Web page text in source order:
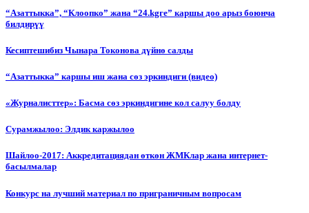
“Азаттыкка”, “Клоопко” жана “24.kgге” каршы доо арыз боюнча
билдирүү
Кесиптешибиз Чынара Токонова дүйнө салды
“Азаттыкка” каршы иш жана сөз эркиндиги (видео)
«Журналисттер»: Басма сөз эркиндигине кол салуу болду
Сурамжылоо: Элдик каржылоо
Шайлоо-2017: Аккредитациядан өткөн ЖМКлар жана интернет-
басылмалар
Конкурс на лучший материал по приграничным вопросам